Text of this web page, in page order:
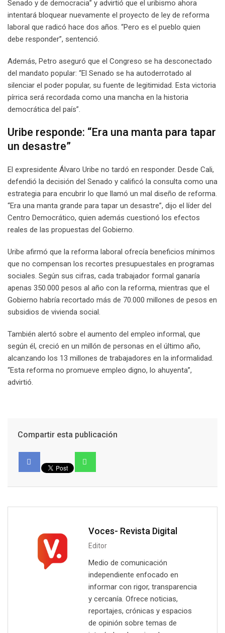
Senado y de democracia” y advirtió que el uribismo ahora
intentará bloquear nuevamente el proyecto de ley de reforma
laboral que radicó hace dos años. “Pero es el pueblo quien
debe responder”, sentenció.
Además, Petro aseguró que el Congreso se ha desconectado
del mandato popular: “El Senado se ha autoderrotado al
silenciar el poder popular, su fuente de legitimidad. Esta victoria
pírrica será recordada como una mancha en la historia
democrática del país”.
Uribe responde: “Era una manta para tapar
un desastre”
El expresidente Álvaro Uribe no tardó en responder. Desde Cali,
defendió la decisión del Senado y calificó la consulta como una
estrategia para encubrir lo que llamó un mal diseño de reforma.
“Era una manta grande para tapar un desastre”, dijo el líder del
Centro Democrático, quien además cuestionó los efectos
reales de las propuestas del Gobierno.
Uribe afirmó que la reforma laboral ofrecía beneficios mínimos
que no compensan los recortes presupuestales en programas
sociales. Según sus cifras, cada trabajador formal ganaría
apenas 350.000 pesos al año con la reforma, mientras que el
Gobierno habría recortado más de 70.000 millones de pesos en
subsidios de vivienda social.
También alertó sobre el aumento del empleo informal, que
según él, creció en un millón de personas en el último año,
alcanzando los 13 millones de trabajadores en la informalidad.
“Esta reforma no promueve empleo digno, lo ahuyenta”,
advirtió.
Compartir esta publicación
Voces- Revista Digital
Editor
Medio de comunicación
independiente enfocado en
informar con rigor, transparencia
y cercanía. Ofrece noticias,
reportajes, crónicas y espacios
de opinión sobre temas de